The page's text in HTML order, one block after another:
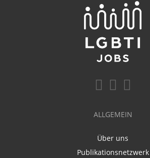
ALLGEMEIN
Über uns
Publikationsnetzwerk